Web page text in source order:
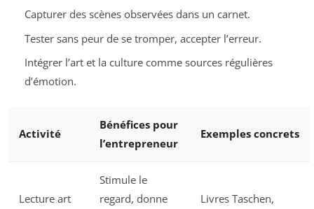
Capturer des scènes observées dans un carnet.
Tester sans peur de se tromper, accepter l’erreur.
Intégrer l’art et la culture comme sources régulières
d’émotion.
Activité
Bénéfices pour
l’entrepreneur
Exemples concrets
Lecture art
Stimule le
regard, donne
Livres Taschen,